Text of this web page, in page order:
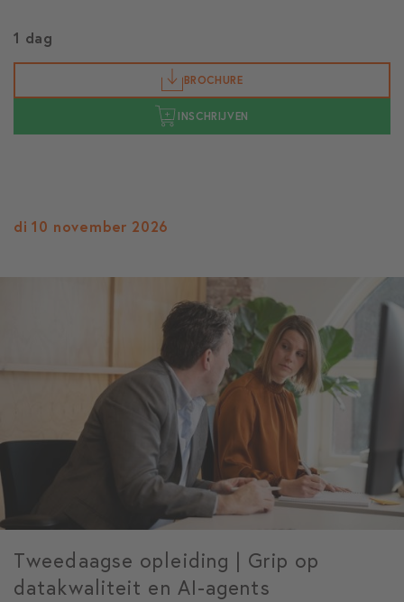
1 dag
BROCHURE
INSCHRIJVEN
di 10 november 2026
Tweedaagse opleiding | Grip op
datakwaliteit en AI-agents